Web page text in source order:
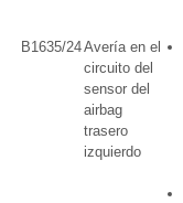
B1635/24Avería en el
circuito del
sensor del
airbag
trasero
izquierdo